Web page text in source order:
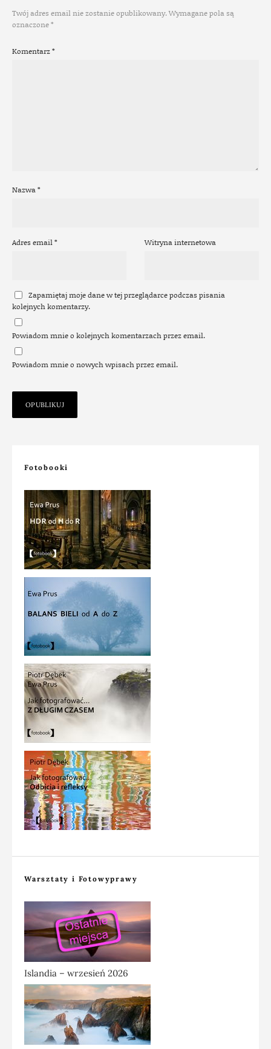
Twój adres email nie zostanie opublikowany.Wymagane pola są
oznaczone*
Komentarz*
Nazwa*
Adres email* Witryna internetowa
Zapamiętaj moje dane w tej przeglądarce podczas pisania
kolejnych komentarzy.
Powiadom mnie o kolejnych komentarzach przez email.
Powiadom mnie o nowych wpisach przez email.
Fotobooki
Warsztaty i Fotowyprawy
Islandia – wrzesień 2026